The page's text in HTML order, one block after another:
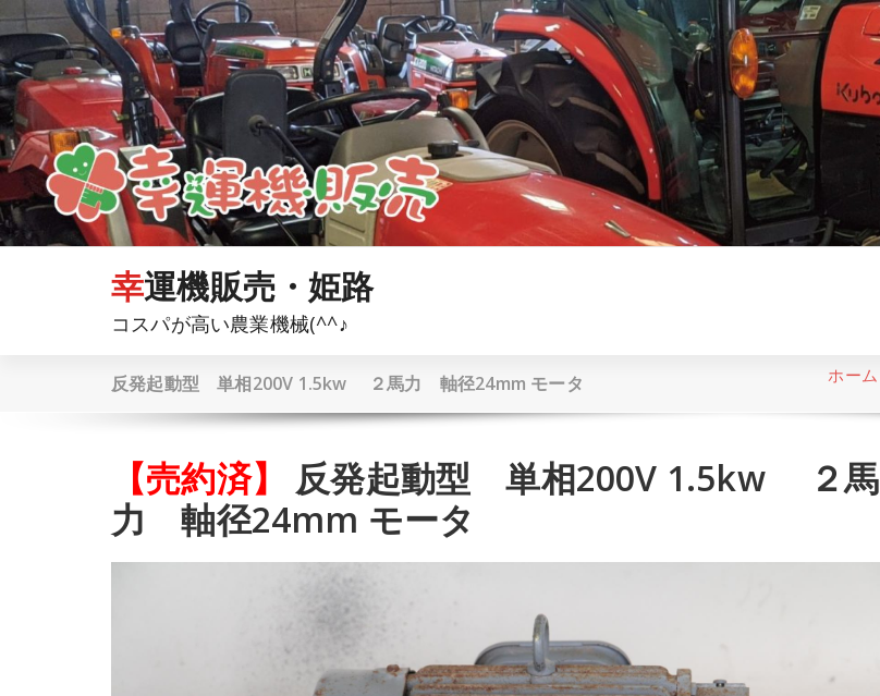
ン
テ
ン
ツ
へ
ス
キ
プ
幸運機販売・姫路
コスパが高い農業機械(^^♪
反発起動型 単相200V 1.5kw ２馬力 軸径24mm モータ ホーム
【売約済】
反発起動型 単相200V 1.5kw ２馬
力 軸径24mm モータ